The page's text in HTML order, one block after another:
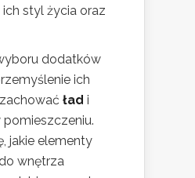
styl życia oraz
dodatków
ich
ład i
pomieszczeniu.
jakie elementy
wnętrza